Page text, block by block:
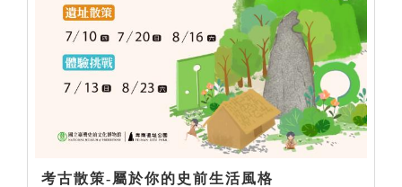
考古散策-屬於你的史前生活風格